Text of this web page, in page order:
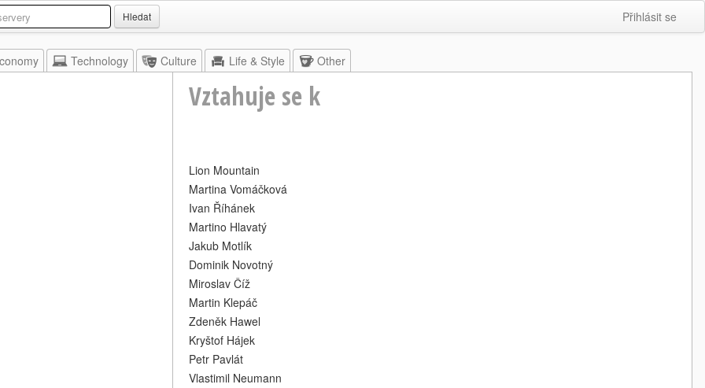
Hledat Přihlásit se
Technology Culture Life & Style Other
Vztahuje se k
Lion Mountain
Martina Vomáčková
Ivan Říhánek
Martino Hlavatý
Jakub Motlík
Dominik Novotný
Miroslav Číž
Martin Klepáč
Zdeněk Hawel
Kryštof Hájek
Petr Pavlát
Vlastimil Neumann